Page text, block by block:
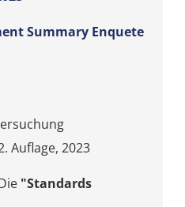
Summary Enquete
Auflage, 2023
"Standards